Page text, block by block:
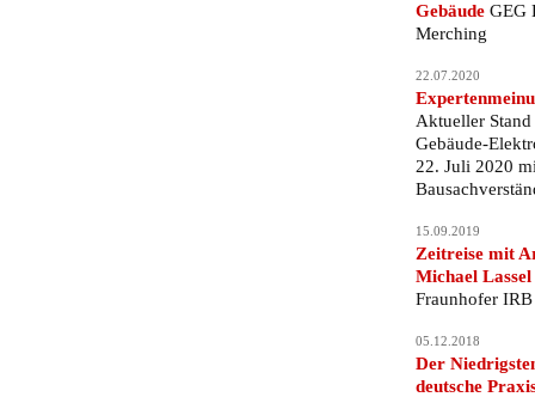
Gebäude GEG
Merching
22.07.2020
Aktueller
Gebäude-
22. Juli 2020
15.09.2019
Zeitreise mit
Michael Lassel
Fraunhofer
05.12.2018
Der
deutsche